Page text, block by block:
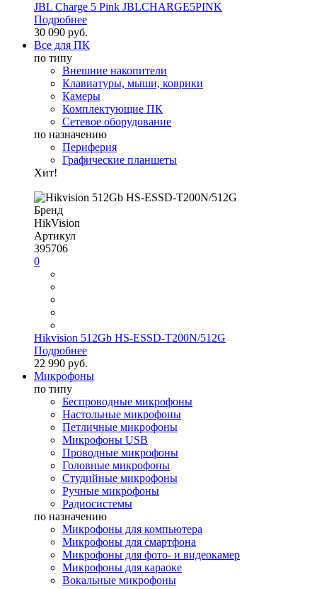
JBL Charge 5 Pink JBLCHARGE5PINK
Подробнее
30 090 руб.
Все для ПК
по типу
Внешние накопители
Клавиатуры, мыши, коврики
Камеры
Комплектующие ПК
Сетевое оборудование
по назначению
Периферия
Графические планшеты
Хит!
Бренд
HikVision
Артикул
395706
0
Hikvision 512Gb HS-ESSD-T200N/512G
Подробнее
22 990 руб.
Микрофоны
по типу
Беспроводные микрофоны
Настольные микрофоны
Петличные микрофоны
Микрофоны USB
Проводные микрофоны
Головные микрофоны
Студийные микрофоны
Ручные микрофоны
Радиосистемы
по назначению
Микрофоны для компьютера
Микрофоны для смартфона
Микрофоны для фото- и видеокамер
Микрофоны для караоке
Вокальные микрофоны